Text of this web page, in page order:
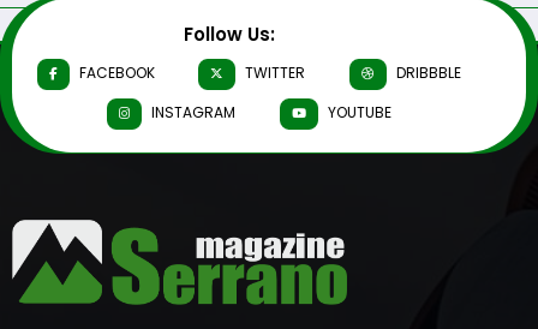
Follow Us:
FACEBOOK TWITTER
DRIBBBLE
INSTAGRAM
YOUTUBE